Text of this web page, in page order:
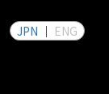
JPN ENG